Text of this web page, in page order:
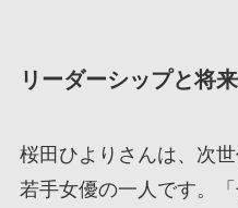
リーダーシップと将
桜田ひよりさんは、次
若手女優の一人です。